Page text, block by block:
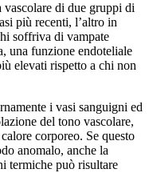
vascolare di due gruppi di
più recenti, l’altro in
soffriva di vampate
una funzione endoteliale
elevati rispetto a chi non
i vasi sanguigni ed
del tono vascolare,
corporeo. Se questo
anomalo, anche la
termiche può risultare